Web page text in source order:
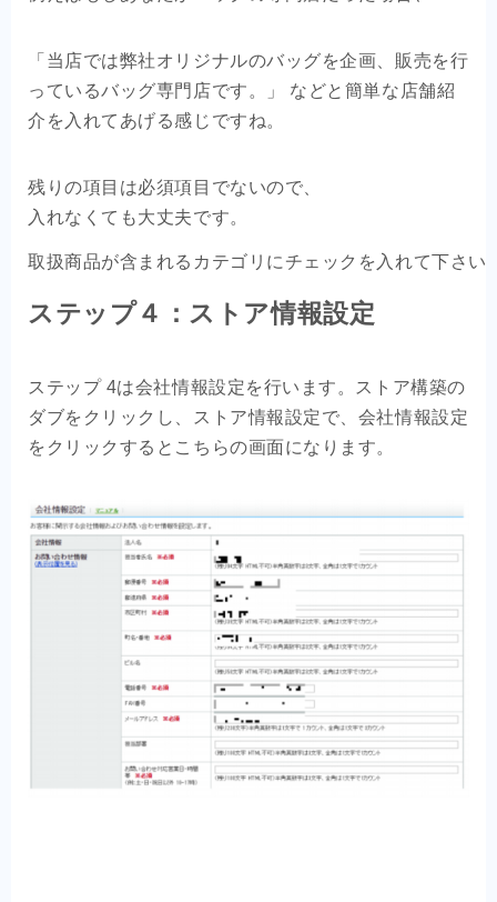
「当店では弊社オリジナルのバッグを企画、販売を行
っているバッグ専門店です。」 などと簡単な店舗紹
介を入れてあげる感じですね。
残りの項目は必須項目でないので、
ステップ４：ストア情報設定
ステップ 4は会社情報設定を行います。ストア構築の
ダブをクリックし、ストア情報設定で、会社情報設定
をクリックするとこちらの画面になります。